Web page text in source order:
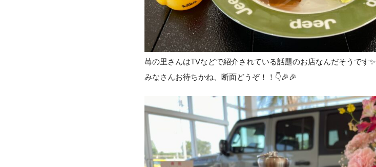
苺の里さんはTVなどで紹介されている話題のお店なんだそうです✨
みなさんお待ちかね、断面どうぞ！！👇🎉🎉